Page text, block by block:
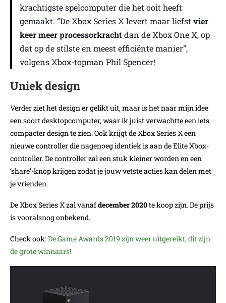
krachtigste spelcomputer die het ooit heeft
gemaakt. “De Xbox Series X levert maar liefstvier
keer meer processorkrachtdan de Xbox One X, op
dat op de stilste en meest efficiënte manier”,
volgens Xbox-topman Phil Spencer!
Uniek design
Verder ziet het design er gelikt uit, maar is het naar mijn idee
een soort desktopcomputer, waar ik juist verwachtte een iets
compacter design te zien. Ook krijgt de Xbox Series X een
nieuwe controller die nagenoeg identiek is aan de Elite Xbox-
controller. De controller zal een stuk kleiner worden en een
‘share’-knop krijgen zodat je jouw vetste acties kan delen met
je vrienden.
De Xbox Series X zal vanafdecember 2020te koop zijn. De prijs
is vooralsnog onbekend.
Check ook:De Game Awards 2019 zijn weer uitgereikt, dit zijn
de grote winnaars!